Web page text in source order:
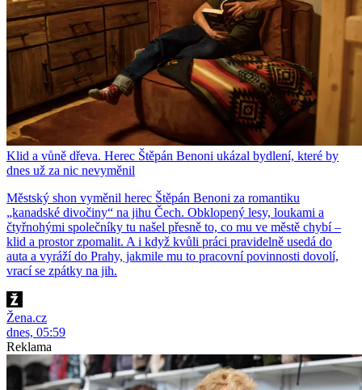
Klid a vůně dřeva. Herec Štěpán Benoni ukázal bydlení, které by
dnes už za nic nevyměnil
Městský shon vyměnil herec Štěpán Benoni za romantiku
„kanadské divočiny“ na jihu Čech. Obklopený lesy, loukami a
čtyřnohými společníky tu našel přesně to, co mu ve městě chybí –
klid a prostor zpomalit. A i když kvůli práci pravidelně usedá do
auta a vyráží do Prahy, jakmile mu to pracovní povinnosti dovolí,
vrací se zpátky na jih.
Žena.cz
dnes, 05:59
Reklama